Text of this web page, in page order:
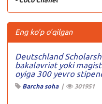
Eng ko'p o'qilgan
Deutschland
bakalavriat yoki
oyiga 300 yevro
Barcha soha| 301951